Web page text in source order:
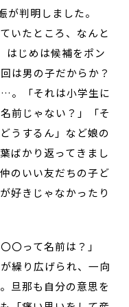
判明しました。
いたところ、なんと
はじめは候補をポン
は男の子だからか？
。「それは小学生に
前じゃない？」「そ
うするん」など娘の
ばかり返ってきまし
のいい友だちの子ど
好きじゃなかったり
〇って名前は？」
繰り広げられ、一向
旦那も自分の意思を